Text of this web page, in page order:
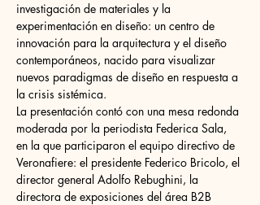
investigación de materiales y la
experimentación en diseño: un centro de
innovación para la arquitectura y el diseño
contemporáneos, nacido para visualizar
nuevos paradigmas de diseño en respuesta a
la crisis sistémica.
La presentación contó con una mesa redonda
moderada por la periodista Federica Sala,
en la que participaron el equipo directivo de
Veronafiere: el presidente Federico Bricolo, el
director general Adolfo Rebughini, la
directora de exposiciones del área B2B